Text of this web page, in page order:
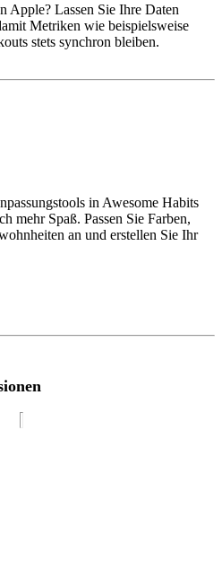
Apple? Lassen Sie Ihre Daten
Metriken wie beispielsweise
stets synchron bleiben.
in Awesome Habits
mehr Spaß. Passen Sie Farben,
an und erstellen Sie Ihr